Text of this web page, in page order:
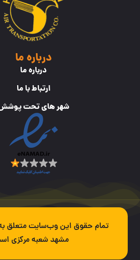
درباره ما
درباره ما
ارتباط با ما
شهر های تحت
تمام حقوق این وب‌سایت متعلق به
مشهد شعبه مرکزی